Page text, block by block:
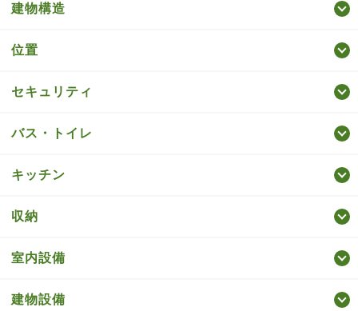
建物構造
位置
セキュリティ
バス・トイレ
キッチン
収納
室内設備
建物設備